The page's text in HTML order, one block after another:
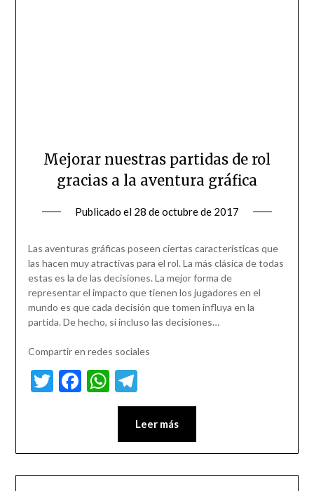
Mejorar nuestras partidas de rol
gracias a la aventura gráfica
Publicado el 28 de octubre de 2017
Las aventuras gráficas poseen ciertas características que
las hacen muy atractivas para el rol. La más clásica de todas
estas es la de las decisiones. La mejor forma de
representar el impacto que tienen los jugadores en el
mundo es que cada decisión que tomen influya en la
partida. De hecho, si incluso las decisiones…
Compartir en redes sociales
Twitter
Facebook
WhatsApp
Telegram
Leer más